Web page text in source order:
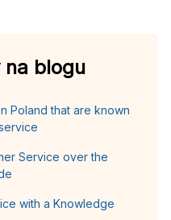
na blogu
Poland that are known
Service over the
with a Knowledge